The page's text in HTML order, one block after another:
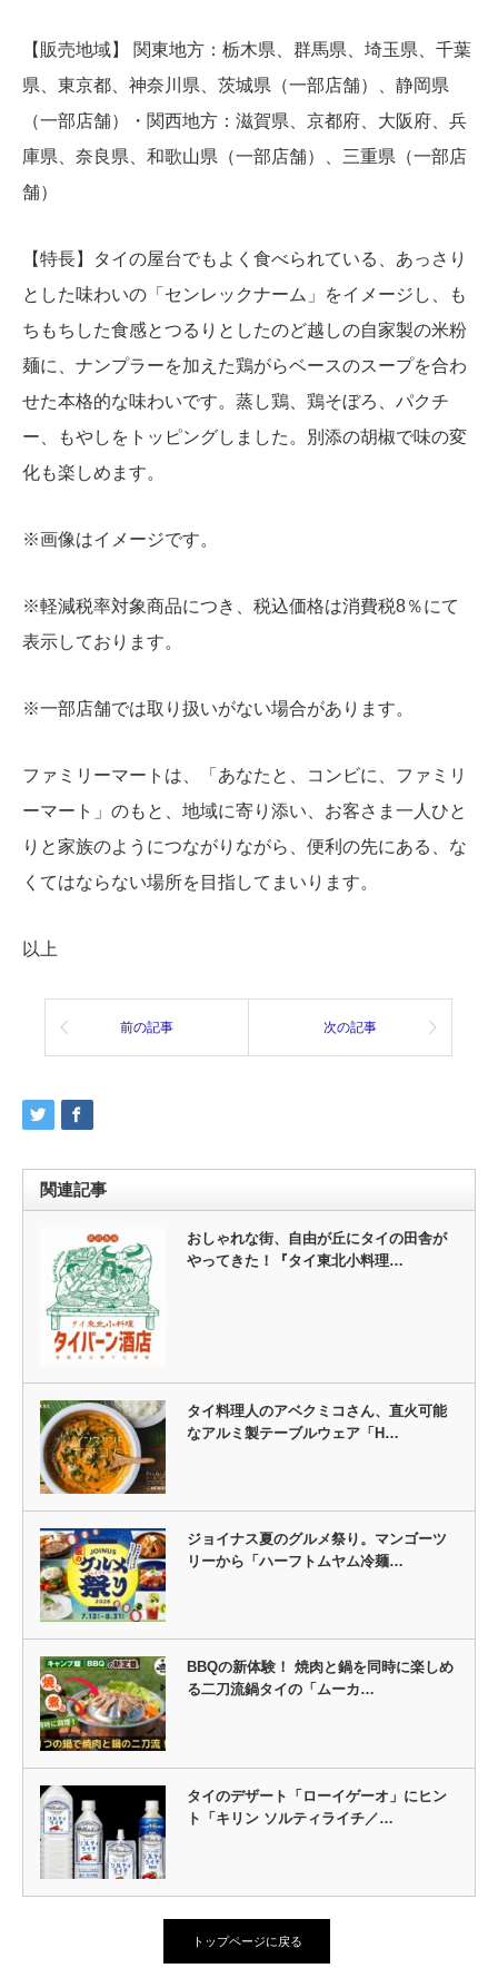
【販売地域】 関東地方：栃木県、群馬県、埼玉県、千葉
県、東京都、神奈川県、茨城県（一部店舗）、静岡県
（一部店舗）・関西地方：滋賀県、京都府、大阪府、兵
庫県、奈良県、和歌山県（一部店舗）、三重県（一部店
舗）
【特長】タイの屋台でもよく食べられている、あっさり
とした味わいの「センレックナーム」をイメージし、も
ちもちした食感とつるりとしたのど越しの自家製の米粉
麺に、ナンプラーを加えた鶏がらベースのスープを合わ
せた本格的な味わいです。蒸し鶏、鶏そぼろ、パクチ
ー、もやしをトッピングしました。別添の胡椒で味の変
化も楽しめます。
※画像はイメージです。
※軽減税率対象商品につき、税込価格は消費税8％にて
表示しております。
※一部店舗では取り扱いがない場合があります。
ファミリーマートは、「あなたと、コンビに、ファミリ
ーマート」のもと、地域に寄り添い、お客さま一人ひと
りと家族のようにつながりながら、便利の先にある、な
くてはならない場所を目指してまいります。
以上
前の記事 次の記事
関連記事
おしゃれな街、自由が丘にタイの田舎が
やってきた！『タイ東北小料理…
タイ料理人のアベクミコさん、直火可能
なアルミ製テーブルウェア「H…
ジョイナス夏のグルメ祭り。マンゴーツ
リーから「ハーフトムヤム冷麺…
BBQの新体験！ 焼肉と鍋を同時に楽しめ
る二刀流鍋タイの「ムーカ…
タイのデザート「ローイゲーオ」にヒン
ト「キリン ソルティライチ／…
トップページに戻る